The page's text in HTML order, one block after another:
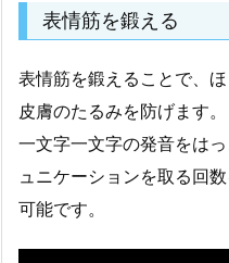
表情筋を鍛える
表情筋を鍛えることで、
皮膚のたるみを防げます。
一文字一文字の発音をは
ュニケーションを取る回
可能です。